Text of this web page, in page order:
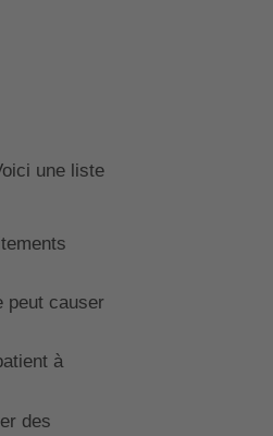
une liste
peut causer
à
des